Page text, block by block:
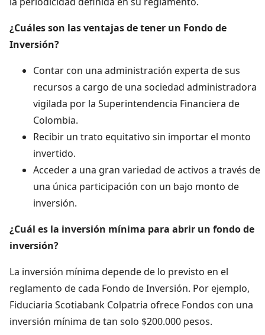
¿Cuáles son las ventajas de tener un Fondo de
Inversión?
Contar con una administración experta de sus
recursos a cargo de una sociedad administradora
vigilada por la Superintendencia Financiera de
Colombia.
Recibir un trato equitativo sin importar el monto
invertido.
Acceder a una gran variedad de activos a través de
una única participación con un bajo monto de
inversión.
¿Cuál es la inversión mínima para abrir un fondo de
inversión?
La inversión mínima depende de lo previsto en el
reglamento de cada Fondo de Inversión. Por ejemplo,
Fiduciaria Scotiabank Colpatria ofrece Fondos con una
inversión mínima de tan solo $200.000 pesos.